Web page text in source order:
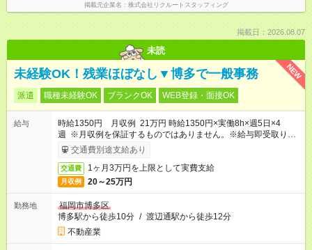
掲載元企業名 株式会社リクルートスタッフィング
掲載日：2026.08.07
未読
NEW
未経験OK！残業ほぼなし▼博多で一般事務
派遣 職種未経験OK ブランクOK WEB登録・面接OK
給与
時給1350円 月収例 21万円 時給1350円×実働8h×週5日×4
週 ※月収例を保証するものではありません。※給与即受取りサ
ービス利用可（利用条件有）
交通費別途支給あり
交通費 1ヶ月3万円を上限として実費支給
月収例 20～25万円
勤務地
福岡市博多区
博多駅から徒歩10分 / 渡辺通駅から徒歩12分
不動産業